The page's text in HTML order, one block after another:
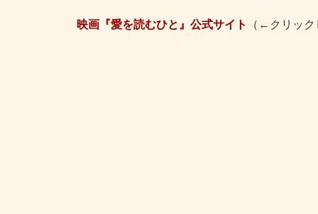
映画『愛を読むひと』公式サイト （←クリッ